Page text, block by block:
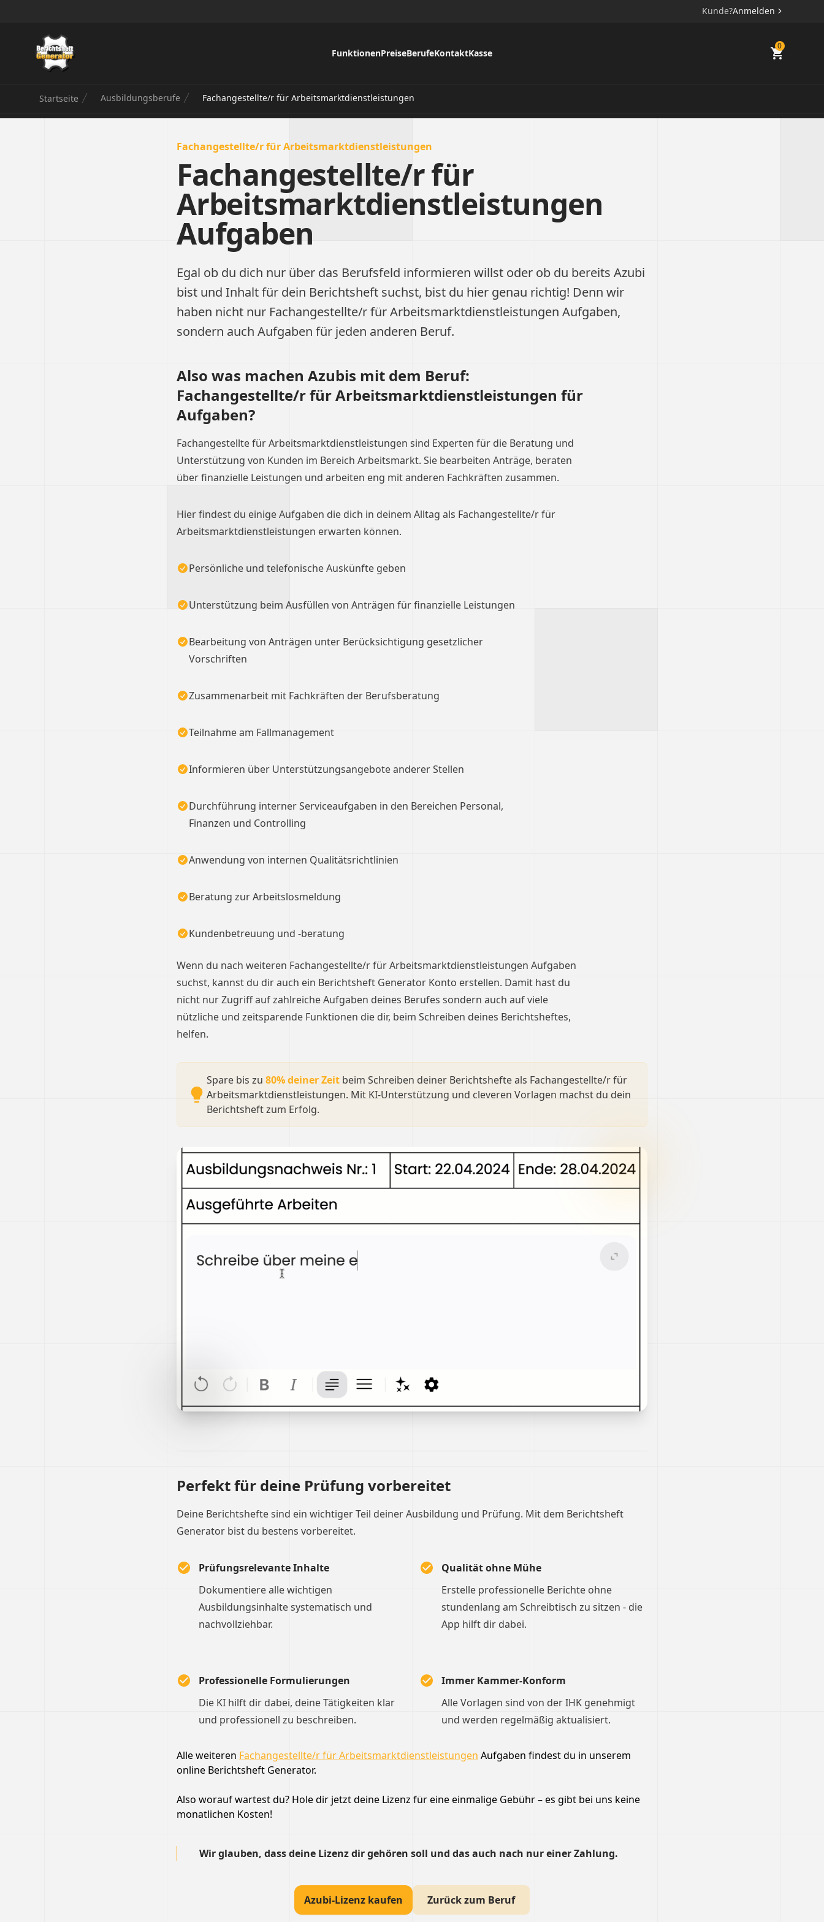
Kunde?Anmelden
Berichtsheft Generator
FunktionenPreiseBerufeKontaktKasse
0
Startseite Ausbildungsberufe Fachangestellte/r für Arbeitsmarktdienstleistungen
Fachangestellte/r für Arbeitsmarktdienstleistungen
Fachangestellte/r für
Arbeitsmarktdienstleistungen
Aufgaben
Egal ob du dich nur über das Berufsfeld informieren willst oder ob du bereits Azubi
bist und Inhalt für dein Berichtsheft suchst, bist du hier genau richtig! Denn wir
haben nicht nur Fachangestellte/r für Arbeitsmarktdienstleistungen Aufgaben,
sondern auch Aufgaben für jeden anderen Beruf.
Also was machen Azubis mit dem Beruf:
Fachangestellte/r für Arbeitsmarktdienstleistungen für
Aufgaben?
Fachangestellte für Arbeitsmarktdienstleistungen sind Experten für die Beratung und
Unterstützung von Kunden im Bereich Arbeitsmarkt. Sie bearbeiten Anträge, beraten
über finanzielle Leistungen und arbeiten eng mit anderen Fachkräften zusammen.
Hier findest du einige Aufgaben die dich in deinem Alltag als Fachangestellte/r für
Arbeitsmarktdienstleistungen erwarten können.
Persönliche und telefonische Auskünfte geben
Unterstützung beim Ausfüllen von Anträgen für finanzielle Leistungen
Bearbeitung von Anträgen unter Berücksichtigung gesetzlicher
Vorschriften
Zusammenarbeit mit Fachkräften der Berufsberatung
Teilnahme am Fallmanagement
Informieren über Unterstützungsangebote anderer Stellen
Durchführung interner Serviceaufgaben in den Bereichen Personal,
Finanzen und Controlling
Anwendung von internen Qualitätsrichtlinien
Beratung zur Arbeitslosmeldung
Kundenbetreuung und -beratung
Wenn du nach weiteren Fachangestellte/r für Arbeitsmarktdienstleistungen Aufgaben
suchst, kannst du dir auch ein Berichtsheft Generator Konto erstellen. Damit hast du
nicht nur Zugriff auf zahlreiche Aufgaben deines Berufes sondern auch auf viele
nützliche und zeitsparende Funktionen die dir, beim Schreiben deines Berichtsheftes,
helfen.
Spare bis zu 80% deiner Zeit beim Schreiben deiner Berichtshefte als Fachangestellte/r für
Arbeitsmarktdienstleistungen. Mit KI-Unterstützung und cleveren Vorlagen machst du dein
Berichtsheft zum Erfolg.
Perfekt für deine Prüfung vorbereitet
Deine Berichtshefte sind ein wichtiger Teil deiner Ausbildung und Prüfung. Mit dem Berichtsheft
Generator bist du bestens vorbereitet.
Prüfungsrelevante Inhalte
Dokumentiere alle wichtigen
Ausbildungsinhalte systematisch und
nachvollziehbar.
Qualität ohne Mühe
Erstelle professionelle Berichte ohne
stundenlang am Schreibtisch zu sitzen - die
App hilft dir dabei.
Professionelle Formulierungen
Die KI hilft dir dabei, deine Tätigkeiten klar
und professionell zu beschreiben.
Immer Kammer-Konform
Alle Vorlagen sind von der IHK genehmigt
und werden regelmäßig aktualisiert.
Alle weiteren Fachangestellte/r für Arbeitsmarktdienstleistungen Aufgaben findest du in unserem
online Berichtsheft Generator.
Also worauf wartest du? Hole dir jetzt deine Lizenz für eine einmalige Gebühr – es gibt bei uns keine
monatlichen Kosten!
Wir glauben, dass deine Lizenz dir gehören soll und das auch nach nur einer Zahlung.
Azubi-Lizenz kaufen Zurück zum Beruf